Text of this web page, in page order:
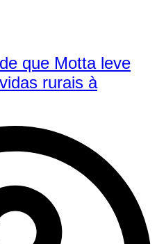
que Motta leve
rurais à